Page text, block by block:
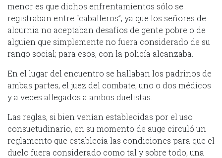
menor es que dichos enfrentamientos sólo se
registraban entre “caballeros”; ya que los señores de
alcurnia no aceptaban desafíos de gente pobre o de
alguien que simplemente no fuera considerado de su
rango social; para esos, con la policía alcanzaba.
En el lugar del encuentro se hallaban los padrinos de
ambas partes, el juez del combate, uno o dos médicos
y a veces allegados a ambos duelistas.
Las reglas, si bien venían establecidas por el uso
consuetudinario, en su momento de auge circuló un
reglamento que establecía las condiciones para que el
duelo fuera considerado como tal y sobre todo, una